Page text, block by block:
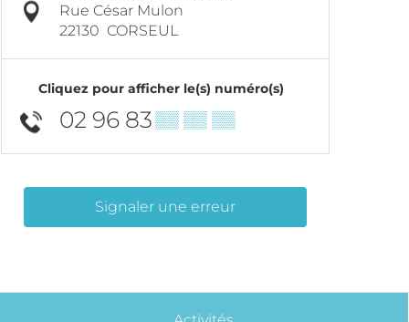
Rue César Mulon
22130 CORSEUL
Cliquez pour afficher le(s) numéro(s)
02 96 83▒▒ ▒▒ ▒▒
Signaler une erreur